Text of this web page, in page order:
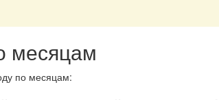
месяцам
по месяцам: